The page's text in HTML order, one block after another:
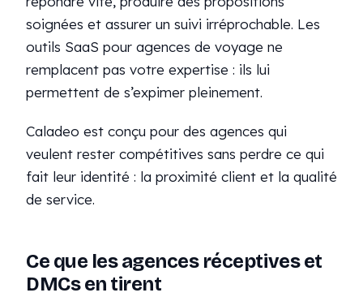
soignées et assurer un suivi irréprochable. Les
outils SaaS pour agences de voyage ne
remplacent pas votre expertise : ils lui
permettent de s’expimer pleinement.
Caladeo est conçu pour des agences qui
veulent rester compétitives sans perdre ce qui
fait leur identité : la proximité client et la qualité
de service.
Ce que les agences réceptives et
DMCs en tirent